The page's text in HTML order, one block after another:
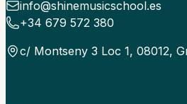
info@shinemusicschool.es
+34 679 572 380
c/ Montseny 3 Loc 1, 08012,